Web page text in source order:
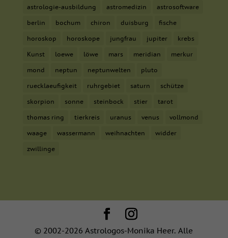
astrologie-ausbildung astromedizin astrosoftware
berlin bochum chiron duisburg fische
horoskop horoskope jungfrau jupiter krebs
Kunst loewe löwe mars meridian merkur
mond neptun neptunwelten pluto
ruecklaeufigkeit ruhrgebiet saturn schütze
skorpion sonne steinbock stier tarot
thomas ring tierkreis uranus venus vollmond
waage wassermann weihnachten widder
zwillinge
© 2002-2026 Astrologos-Monika Heer. Alle